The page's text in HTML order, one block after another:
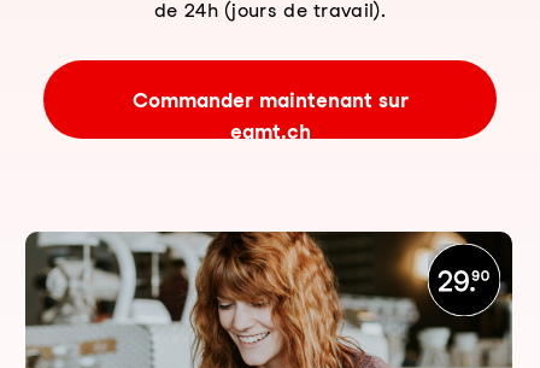
de 24h (jours de travail).
Commander maintenant sur
eamt.ch